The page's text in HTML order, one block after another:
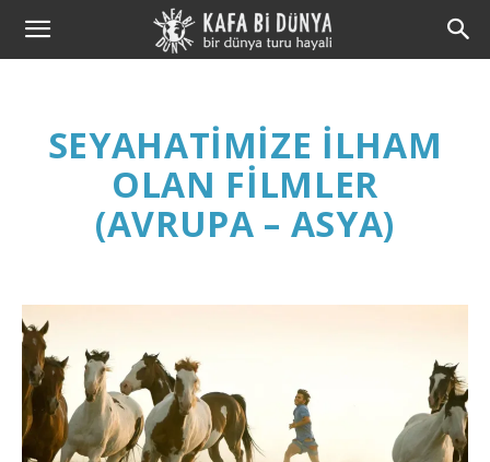
Kafa
SEYAHATIMIZE İLHAM
OLAN FILMLER
(AVRUPA – ASYA)